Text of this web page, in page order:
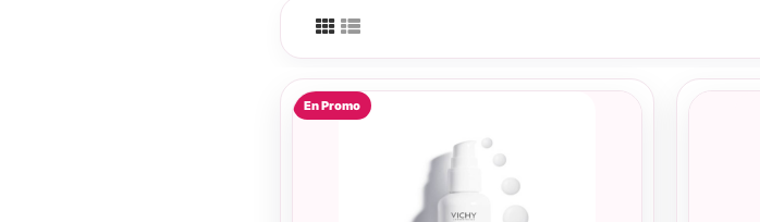
En Promo